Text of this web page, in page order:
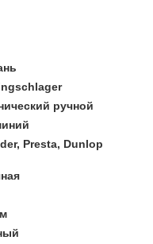
ручной
Presta, Dunlop